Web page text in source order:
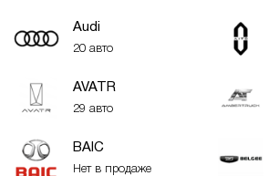
Audi
20 авто
AVATR
29 авто
BAIC
Нет в продаже